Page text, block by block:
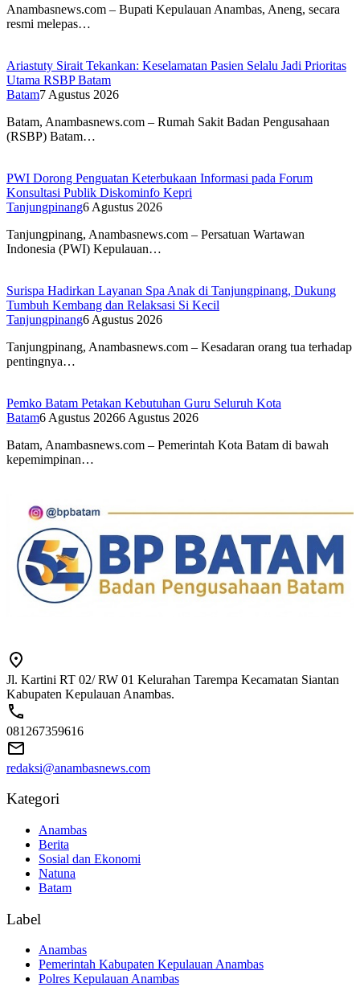
Anambasnews.com – Bupati Kepulauan Anambas, Aneng, secara
resmi melepas…
Ariastuty Sirait Tekankan: Keselamatan Pasien Selalu Jadi Prioritas
Utama RSBP Batam
Batam7 Agustus 2026
Batam, Anambasnews.com – Rumah Sakit Badan Pengusahaan
(RSBP) Batam…
PWI Dorong Penguatan Keterbukaan Informasi pada Forum
Konsultasi Publik Diskominfo Kepri
Tanjungpinang6 Agustus 2026
Tanjungpinang, Anambasnews.com – Persatuan Wartawan
Indonesia (PWI) Kepulauan…
Surispa Hadirkan Layanan Spa Anak di Tanjungpinang, Dukung
Tumbuh Kembang dan Relaksasi Si Kecil
Tanjungpinang6 Agustus 2026
Tanjungpinang, Anambasnews.com – Kesadaran orang tua terhadap
pentingnya…
Pemko Batam Petakan Kebutuhan Guru Seluruh Kota
Batam6 Agustus 20266 Agustus 2026
Batam, Anambasnews.com – Pemerintah Kota Batam di bawah
kepemimpinan…
Jl. Kartini RT 02/ RW 01 Kelurahan Tarempa Kecamatan Siantan
Kabupaten Kepulauan Anambas.
081267359616
redaksi@anambasnews.com
Kategori
Anambas
Berita
Sosial dan Ekonomi
Natuna
Batam
Label
Anambas
Pemerintah Kabupaten Kepulauan Anambas
Polres Kepulauan Anambas